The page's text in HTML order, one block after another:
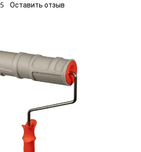
Оставить отзыв